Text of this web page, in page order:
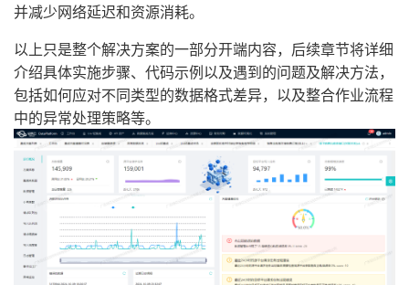
并减少网络延迟和资源消耗。
以上只是整个解决方案的一部分开端内容，后续章节将详细
介绍具体实施步骤、代码示例以及遇到的问题及解决方法，
包括如何应对不同类型的数据格式差异，以及整合作业流程
中的异常处理策略等。